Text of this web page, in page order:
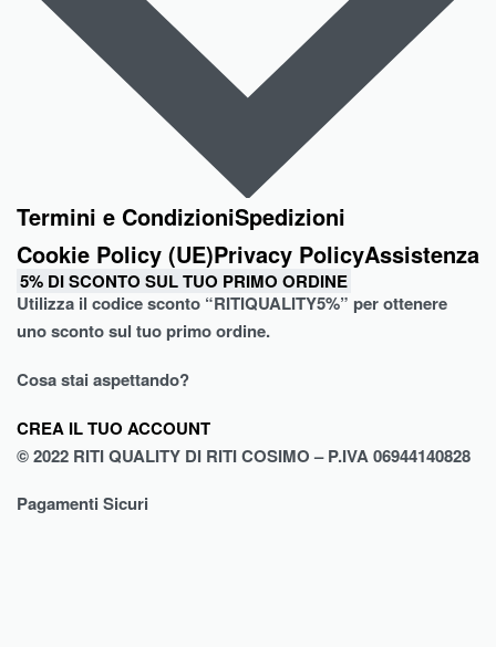
Termini e CondizioniSpedizioni
Cookie Policy (UE)Privacy PolicyAssistenza
5% DI SCONTO SUL TUO PRIMO ORDINE
Utilizza il codice sconto “RITIQUALITY5%” per ottenere
uno sconto sul tuo primo ordine.
Cosa stai aspettando?
CREA IL TUO ACCOUNT
© 2022 RITI QUALITY DI RITI COSIMO – P.IVA 06944140828
Pagamenti Sicuri